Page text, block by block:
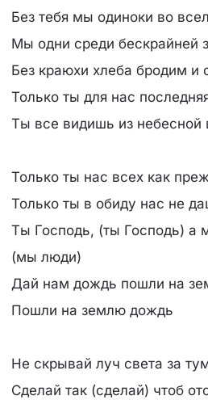
Без тебя мы одиноки во
Мы одни среди бескрайней
Без краюхи хлеба бродим и
Только ты для нас
Ты все видишь из
Только ты нас всех как
Только ты в обиду нас не
Ты Господь, (ты Господь) а
(мы люди)
Дай нам дождь пошли на
Пошли на землю дождь
Не скрывай луч света за
Сделай так (сделай) чтоб